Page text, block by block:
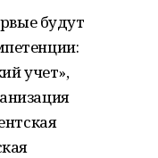
будут
учет»,